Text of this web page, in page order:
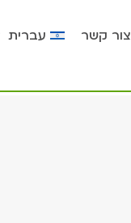
צור קשר עברית